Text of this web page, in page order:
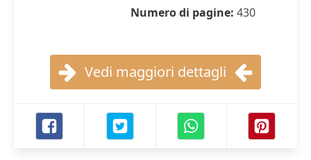
Numero di pagine: 430
Vedi maggiori dettagli